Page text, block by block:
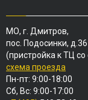
МО, г. Дмитров,
пос. Подосинки, д.36
(пристройка к ТЦ
схема проезда
Пн-пт: 9:00-18:00
Сб, Вс: 9:00-17:00